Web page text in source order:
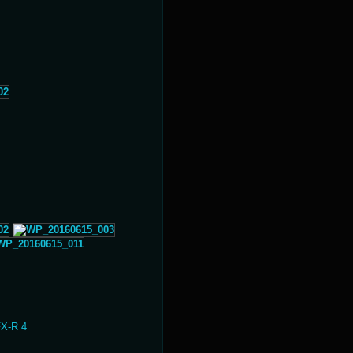
R 4